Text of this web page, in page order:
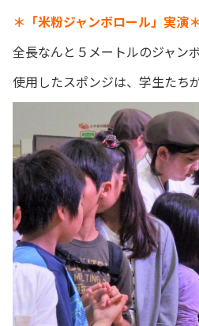
＊「米粉ジャンボロール」実演＊
全長なんと５メートルのジャン
使用したスポンジは、学生たち